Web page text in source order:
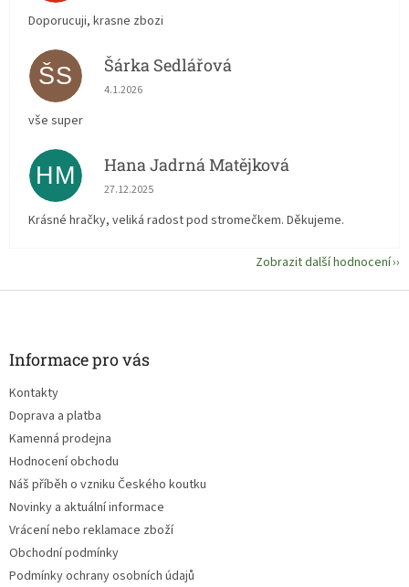
Doporucuji, krasne zbozi
ŠS Šárka Sedlářová
Hodnocení obchodu je 5 z 5 hvězdiček.
4.1.2026
vše super
HM Hana Jadrná Matějková
Hodnocení obchodu je 5 z 5 hvězdiček.
27.12.2025
Krásné hračky, veliká radost pod stromečkem. Děkujeme.
Zobrazit další hodnocení
Informace pro vás
Kontakty
Doprava a platba
Kamenná prodejna
Hodnocení obchodu
Náš příběh o vzniku Českého koutku
Novinky a aktuální informace
Vrácení nebo reklamace zboží
Obchodní podmínky
Podmínky ochrany osobních údajů